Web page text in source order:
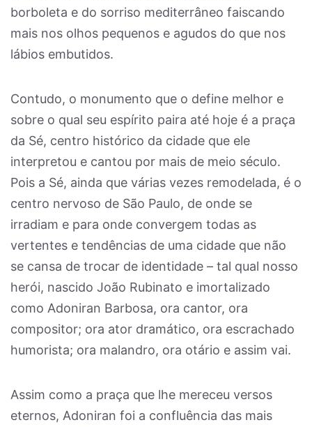
borboleta e do sorriso mediterrâneo faiscando
mais nos olhos pequenos e agudos do que nos
lábios embutidos.
Contudo, o monumento que o define melhor e
sobre o qual seu espírito paira até hoje é a praça
da Sé, centro histórico da cidade que ele
interpretou e cantou por mais de meio século.
Pois a Sé, ainda que várias vezes remodelada, é o
centro nervoso de São Paulo, de onde se
irradiam e para onde convergem todas as
vertentes e tendências de uma cidade que não
se cansa de trocar de identidade – tal qual nosso
herói, nascido João Rubinato e imortalizado
como Adoniran Barbosa, ora cantor, ora
compositor; ora ator dramático, ora escrachado
humorista; ora malandro, ora otário e assim vai.
Assim como a praça que lhe mereceu versos
eternos, Adoniran foi a confluência das mais